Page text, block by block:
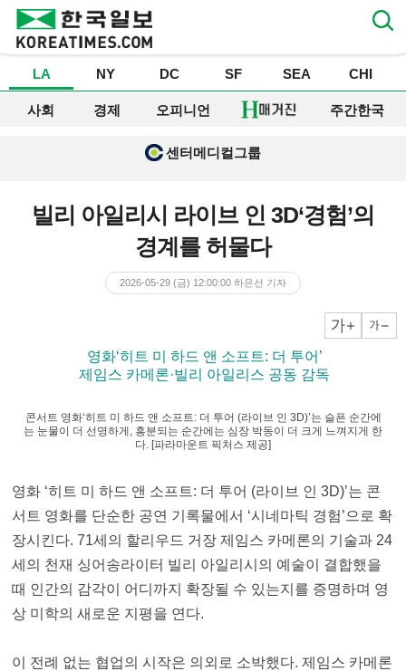
LA NY DC SF SEA CHI
사회 경제 오피니언 주간한국
센터메디컬그룹
빌리 아일리시 라이브 인 3D‘경험’의
경계를 허물다
2026-05-29 (금) 12:00:00 하은선 기자
▶ 영화‘히트 미 하드 앤 소프트: 더 투어’
▶ 제임스 카메론·빌리 아일리스 공동 감독
콘서트 영화‘히트 미 하드 앤 소프트: 더 투어 (라이브 인 3D)’는 슬픈 순간에
는 눈물이 더 선명하게, 흥분되는 순간에는 심장 박동이 더 크게 느껴지게 한
다. [파라마운트 픽처스 제공]
영화 ‘히트 미 하드 앤 소프트: 더 투어 (라이브 인 3D)’는 콘
서트 영화를 단순한 공연 기록물에서 ‘시네마틱 경험’으로 확
장시킨다. 71세의 할리우드 거장 제임스 카메론의 기술과 24
세의 천재 싱어송라이터 빌리 아일리시의 예술이 결합했을
때 인간의 감각이 어디까지 확장될 수 있는지를 증명하며 영
상 미학의 새로운 지평을 연다.
이 전례 없는 협업의 시작은 의외로 소박했다. 제임스 카메론